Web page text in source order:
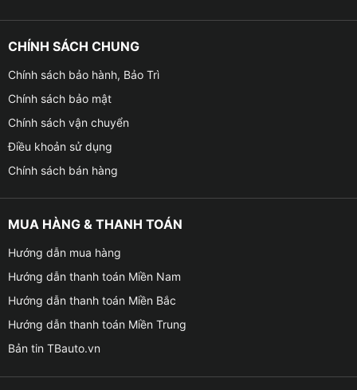
CHÍNH SÁCH CHUNG
Chính sách bảo hành, Bảo Trì
Chính sách bảo mật
Chính sách vận chuyển
Điều khoản sử dụng
Chính sách bán hàng
MUA HÀNG & THANH TOÁN
Hướng dẫn mua hàng
Hướng dẫn thanh toán Miền Nam
Hướng dẫn thanh toán Miền Bắc
Hướng dẫn thanh toán Miền Trung
Bản tin TBauto.vn